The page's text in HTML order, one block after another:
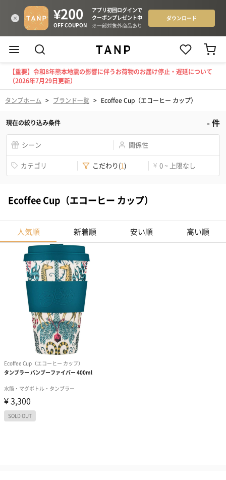
【重要】令和8年熊本地震の影響に伴うお荷物のお届け停止・遅延について
（2026年7月29日更新）
タンプホーム > ブランド一覧 > Ecoffee Cup（エコーヒー カップ）
現在の絞り込み条件 -件
シーン 関係性
カテゴリ こだわり(1) ¥ 0 ~ 上限なし
Ecoffee Cup（エコーヒー カップ）
人気順 新着順 安い順 高い順